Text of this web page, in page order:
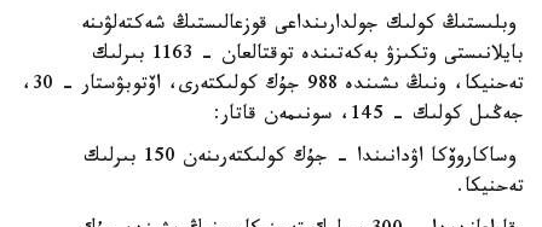
وبلىستىڭ كولىك جولدارىنداعى قوزعالىستىڭ شەكتەلۋىنە
بايلانىستى وتكىزۋ بەكەتىندە توقتالعان - 1163 بىرلىك
تەحنيكا، ونىڭ ىشىندە 988 جۇك كولىكتەرى، اۆتوبۋستار - 30،
جەڭىل كولىك - 145، سونىمەن قاتار:
وساكاروۆكا اۋدانىندا - جۇك كولىكتەرىنەن 150 بىرلىك
تەحنيكا.